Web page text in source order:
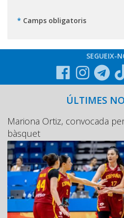
* Camps obligatoris
SEGUEIX-
ÚLTIMES
Mariona Ortiz, convocada
bàsquet